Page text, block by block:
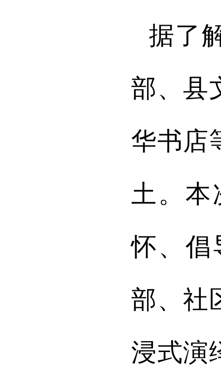
据了
部、县
华书店
土。 本
怀、倡
部、社
浸式演